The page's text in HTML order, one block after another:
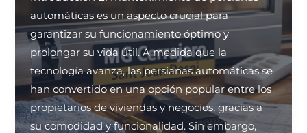
automáticas es un aspecto crucial para
garantizar su funcionamiento óptimo y
prolongar su vida útil. A medida que la
tecnología avanza, las persianas automáticas se
han convertido en una opción popular entre los
propietarios de viviendas y negocios, gracias a
su comodidad y funcionalidad. Sin embargo,